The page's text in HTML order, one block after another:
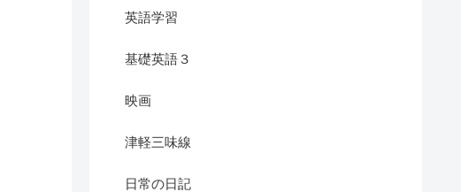
英語学習
基礎英語３
映画
津軽三味線
日常の日記